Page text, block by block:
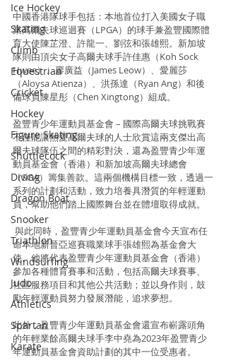
Ice Hockey
Skating
Climb
Equestrian
Cricket
Hockey
Figure Skating
Shuttlecock
Diving
Dragon Boat
Snooker
Triathlon
Windsurfing
Judo
Athletics
Spartan
Karate
中國香港隊球手包括：本地首位打入美國女子職
業高爾夫球巡迴賽（LPGA）的球手兼盈豐國際體
育大使陳芷澄、許龍一、劉弦和張雄熙。新加坡
隊則由頂尖女子高爾夫球手許佳惠（Koh Sock
Hwee）、廖廣益（James Leow）、愛麗莎
（Aloysa Atienza）、洪孫達（Ryan Ang）和後
備球員陳星彤（Chen Xingtong）組成。
盈豐青少年運動員基金會 – 國際高爾夫球挑戰賽
不僅能讓熱愛高爾夫球的人士欣賞這兩支傑出高
爾夫球隊伍之間的精彩對決，還為盈豐青少年運
動員基金會（香港）和新加坡高爾夫球總會
（SGA）籌集善款。這兩個機構目標一致，透過一
系列的計劃和活動，致力培養具潛質的年輕運動
員，幫助他們踏上國際舞台並在體壇取得成就。
命本地新晉亞巡賽職業球手張雄熙為基金會大
使。他將代表盈豐青少年運動員基金會（香港）
參加各種體育賽事和活動，包括高爾夫球賽事、
社區服務項目和其他公共活動；並以身作則，鼓
勵年輕運動員努力發展潛能，追求夢想。
此外，盈豐青少年運動員基金會還宣布嶄露頭角
的年輕業餘高爾夫球手李中堯為2023年盈豐青少
年運動員基金會資助計劃的其中一位受惠者。